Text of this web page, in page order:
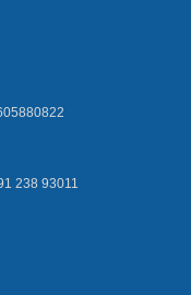
238 93011